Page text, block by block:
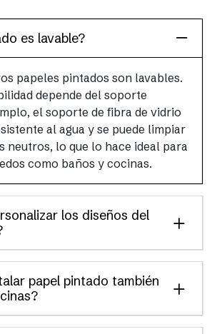
es lavable?
papeles pintados son lavables.
depende del soporte
el soporte de fibra de vidrio
al agua y se puede limpiar
neutros, lo que lo hace ideal para
como baños y cocinas.
los diseños del
papel pintado también